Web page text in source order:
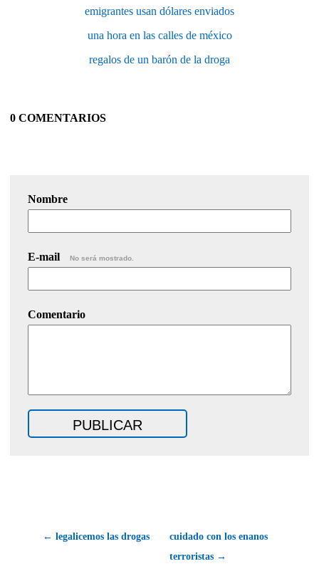
emigrantes usan dólares enviados
una hora en las calles de méxico
regalos de un barón de la droga
0 COMENTARIOS
Nombre
E-mail No será mostrado.
Comentario
← legalicemos las drogas
cuidado con los enanos
terroristas →